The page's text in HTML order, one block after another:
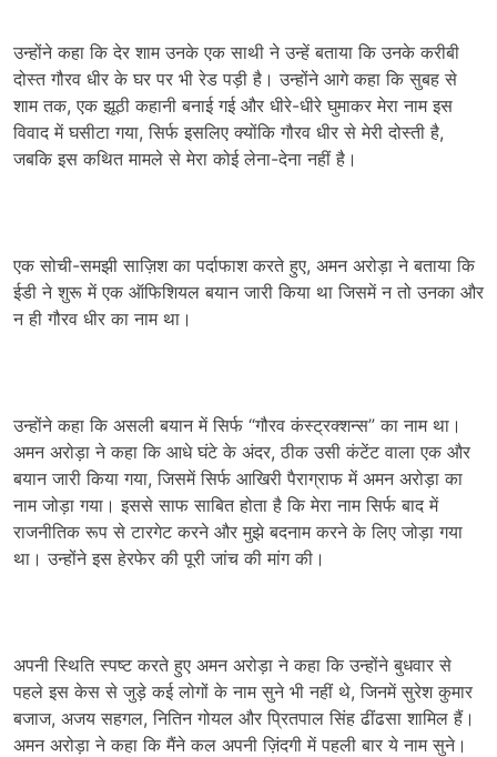
उन्होंने कहा कि देर शाम उनके एक साथी ने उन्हें बताया कि उनके करीबी
दोस्त गौरव धीर के घर पर भी रेड पड़ी है। उन्होंने आगे कहा कि सुबह से
शाम तक, एक झूठी कहानी बनाई गई और धीरे-धीरे घुमाकर मेरा नाम इस
विवाद में घसीटा गया, सिर्फ इसलिए क्योंकि गौरव धीर से मेरी दोस्ती है,
जबकि इस कथित मामले से मेरा कोई लेना-देना नहीं है।
एक सोची-समझी साज़िश का पर्दाफाश करते हुए, अमन अरोड़ा ने बताया कि
ईडी ने शुरू में एक ऑफिशियल बयान जारी किया था जिसमें न तो उनका और
न ही गौरव धीर का नाम था।
उन्होंने कहा कि असली बयान में सिर्फ “गौरव कंस्ट्रक्शन्स” का नाम था।
अमन अरोड़ा ने कहा कि आधे घंटे के अंदर, ठीक उसी कंटेंट वाला एक और
बयान जारी किया गया, जिसमें सिर्फ आखिरी पैराग्राफ में अमन अरोड़ा का
नाम जोड़ा गया। इससे साफ साबित होता है कि मेरा नाम सिर्फ बाद में
राजनीतिक रूप से टारगेट करने और मुझे बदनाम करने के लिए जोड़ा गया
था। उन्होंने इस हेरफेर की पूरी जांच की मांग की।
अपनी स्थिति स्पष्ट करते हुए अमन अरोड़ा ने कहा कि उन्होंने बुधवार से
पहले इस केस से जुड़े कई लोगों के नाम सुने भी नहीं थे, जिनमें सुरेश कुमार
बजाज, अजय सहगल, नितिन गोयल और प्रितपाल सिंह ढींढसा शामिल हैं।
अमन अरोड़ा ने कहा कि मैंने कल अपनी ज़िंदगी में पहली बार ये नाम सुने।